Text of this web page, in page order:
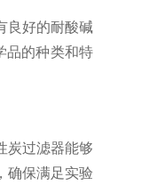
良好的耐酸碱
品的种类和特
炭过滤器能够
确保满足实验